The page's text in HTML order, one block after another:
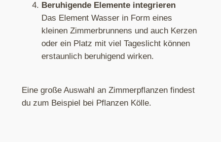
Beruhigende Elemente integrieren
Das Element Wasser in Form eines
kleinen Zimmerbrunnens und auch Kerzen
oder ein Platz mit viel Tageslicht können
erstaunlich beruhigend wirken.
Eine große Auswahl an Zimmerpflanzen findest
du zum Beispiel bei Pflanzen Kölle.